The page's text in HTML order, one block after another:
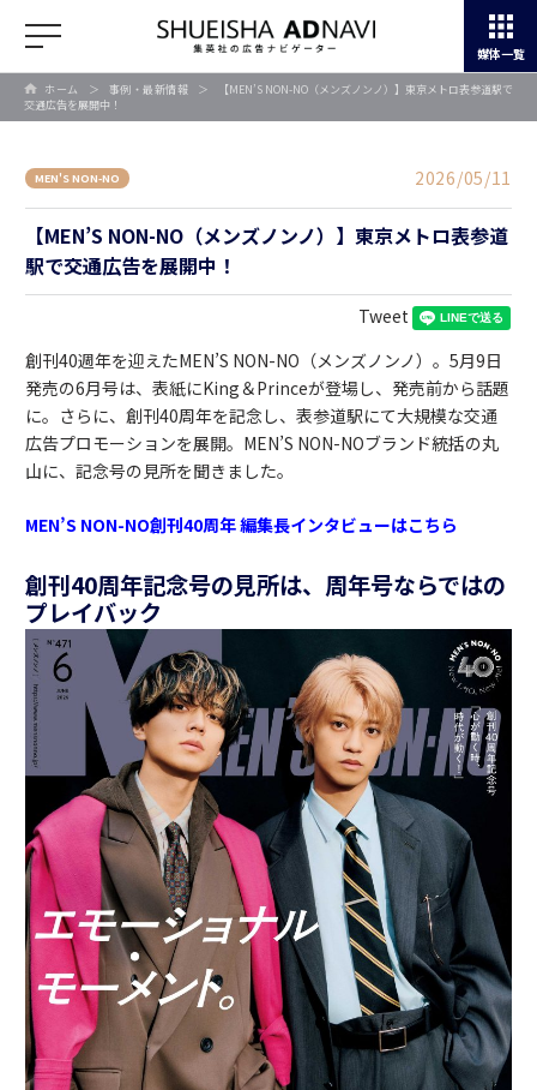
媒体一覧
ホーム ＞ 事例・最新情報 ＞
【MEN’S NON-NO（メンズノンノ）】東京メトロ表参道駅で
交通広告を展開中！
MEN'S NON-NO 2026/05/11
【MEN’S NON-NO（メンズノンノ）】東京メトロ表参道
駅で交通広告を展開中！
Tweet
創刊40週年を迎えたMEN’S NON-NO（メンズノンノ）。5月9日
発売の6月号は、表紙にKing＆Princeが登場し、発売前から話題
に。さらに、創刊40周年を記念し、表参道駅にて大規模な交通
広告プロモーションを展開。MEN’S NON-NOブランド統括の丸
山に、記念号の見所を聞きました。
MEN’S NON-NO創刊40周年 編集長インタビューはこちら
創刊40周年記念号の見所は、周年号ならではの
プレイバック